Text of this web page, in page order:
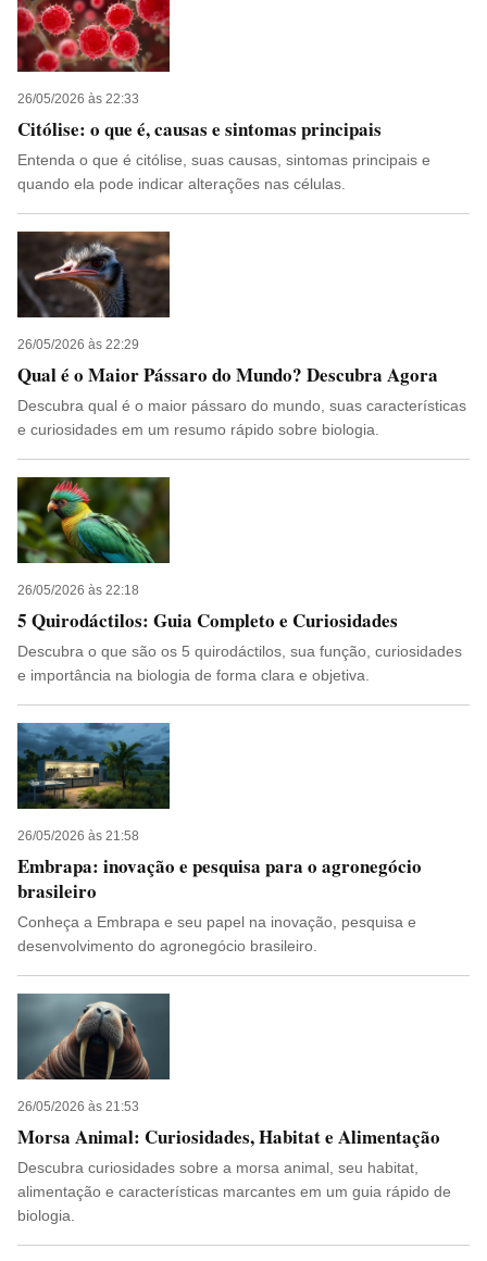
26/05/2026 às 22:33
Citólise: o que é, causas e sintomas principais
Entenda o que é citólise, suas causas, sintomas principais e
quando ela pode indicar alterações nas células.
26/05/2026 às 22:29
Qual é o Maior Pássaro do Mundo? Descubra Agora
Descubra qual é o maior pássaro do mundo, suas características
e curiosidades em um resumo rápido sobre biologia.
26/05/2026 às 22:18
5 Quirodáctilos: Guia Completo e Curiosidades
Descubra o que são os 5 quirodáctilos, sua função, curiosidades
e importância na biologia de forma clara e objetiva.
26/05/2026 às 21:58
Embrapa: inovação e pesquisa para o agronegócio
brasileiro
Conheça a Embrapa e seu papel na inovação, pesquisa e
desenvolvimento do agronegócio brasileiro.
26/05/2026 às 21:53
Morsa Animal: Curiosidades, Habitat e Alimentação
Descubra curiosidades sobre a morsa animal, seu habitat,
alimentação e características marcantes em um guia rápido de
biologia.